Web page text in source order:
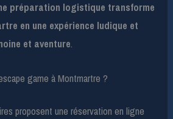
préparation logistique transforme
en une expérience ludique et
et aventure.
game à Montmartre ?
proposent une réservation en ligne